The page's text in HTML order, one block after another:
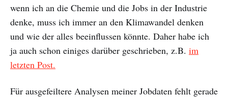
wenn ich an die Chemie und die Jobs in der Industrie
denke, muss ich immer an den Klimawandel denken
und wie der alles beeinflussen könnte. Daher habe ich
ja auch schon einiges darüber geschrieben, z.B. im
letzten Post.
Für ausgefeiltere Analysen meiner Jobdaten fehlt gerade